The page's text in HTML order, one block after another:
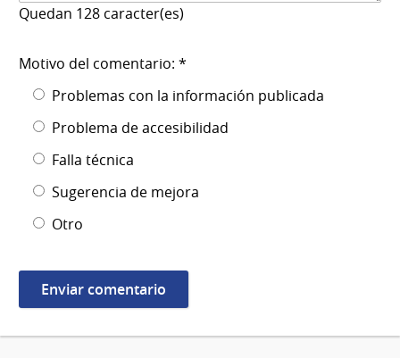
Quedan 128 caracter(es)
Motivo del comentario: *
Problemas con la información publicada
Problema de accesibilidad
Falla técnica
Sugerencia de mejora
Otro